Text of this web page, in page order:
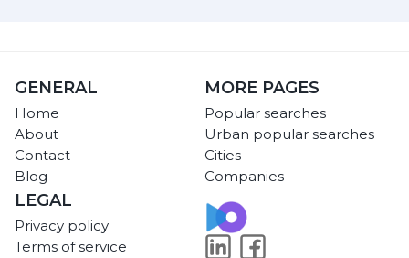
GENERAL
Home
About
Contact
Blog
MORE PAGES
Popular searches
Urban popular searches
Cities
Companies
LEGAL
Privacy policy
Terms of service